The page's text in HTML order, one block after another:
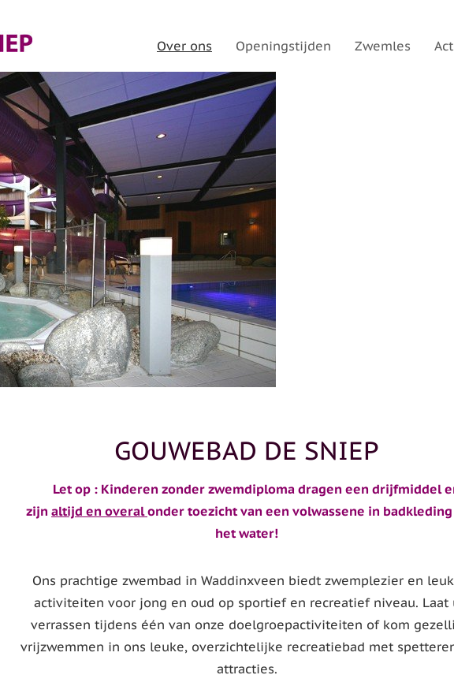
Over ons Openingstijden Zwemles
GOUWEBAD DE SNIEP
Let op : Kinderen zonder zwemdiploma dragen een drijfmiddel
zijn altijd en overalonder toezicht van een volwassene in
het water!
Ons prachtige zwembad in Waddinxveen biedt zwemplezier en
activiteiten voor jong en oud op sportief en recreatief niveau. Laat
verrassen tijdens één van onze doelgroepactiviteiten of kom
vrijzwemmen in ons leuke, overzichtelijke recreatiebad met
attracties.